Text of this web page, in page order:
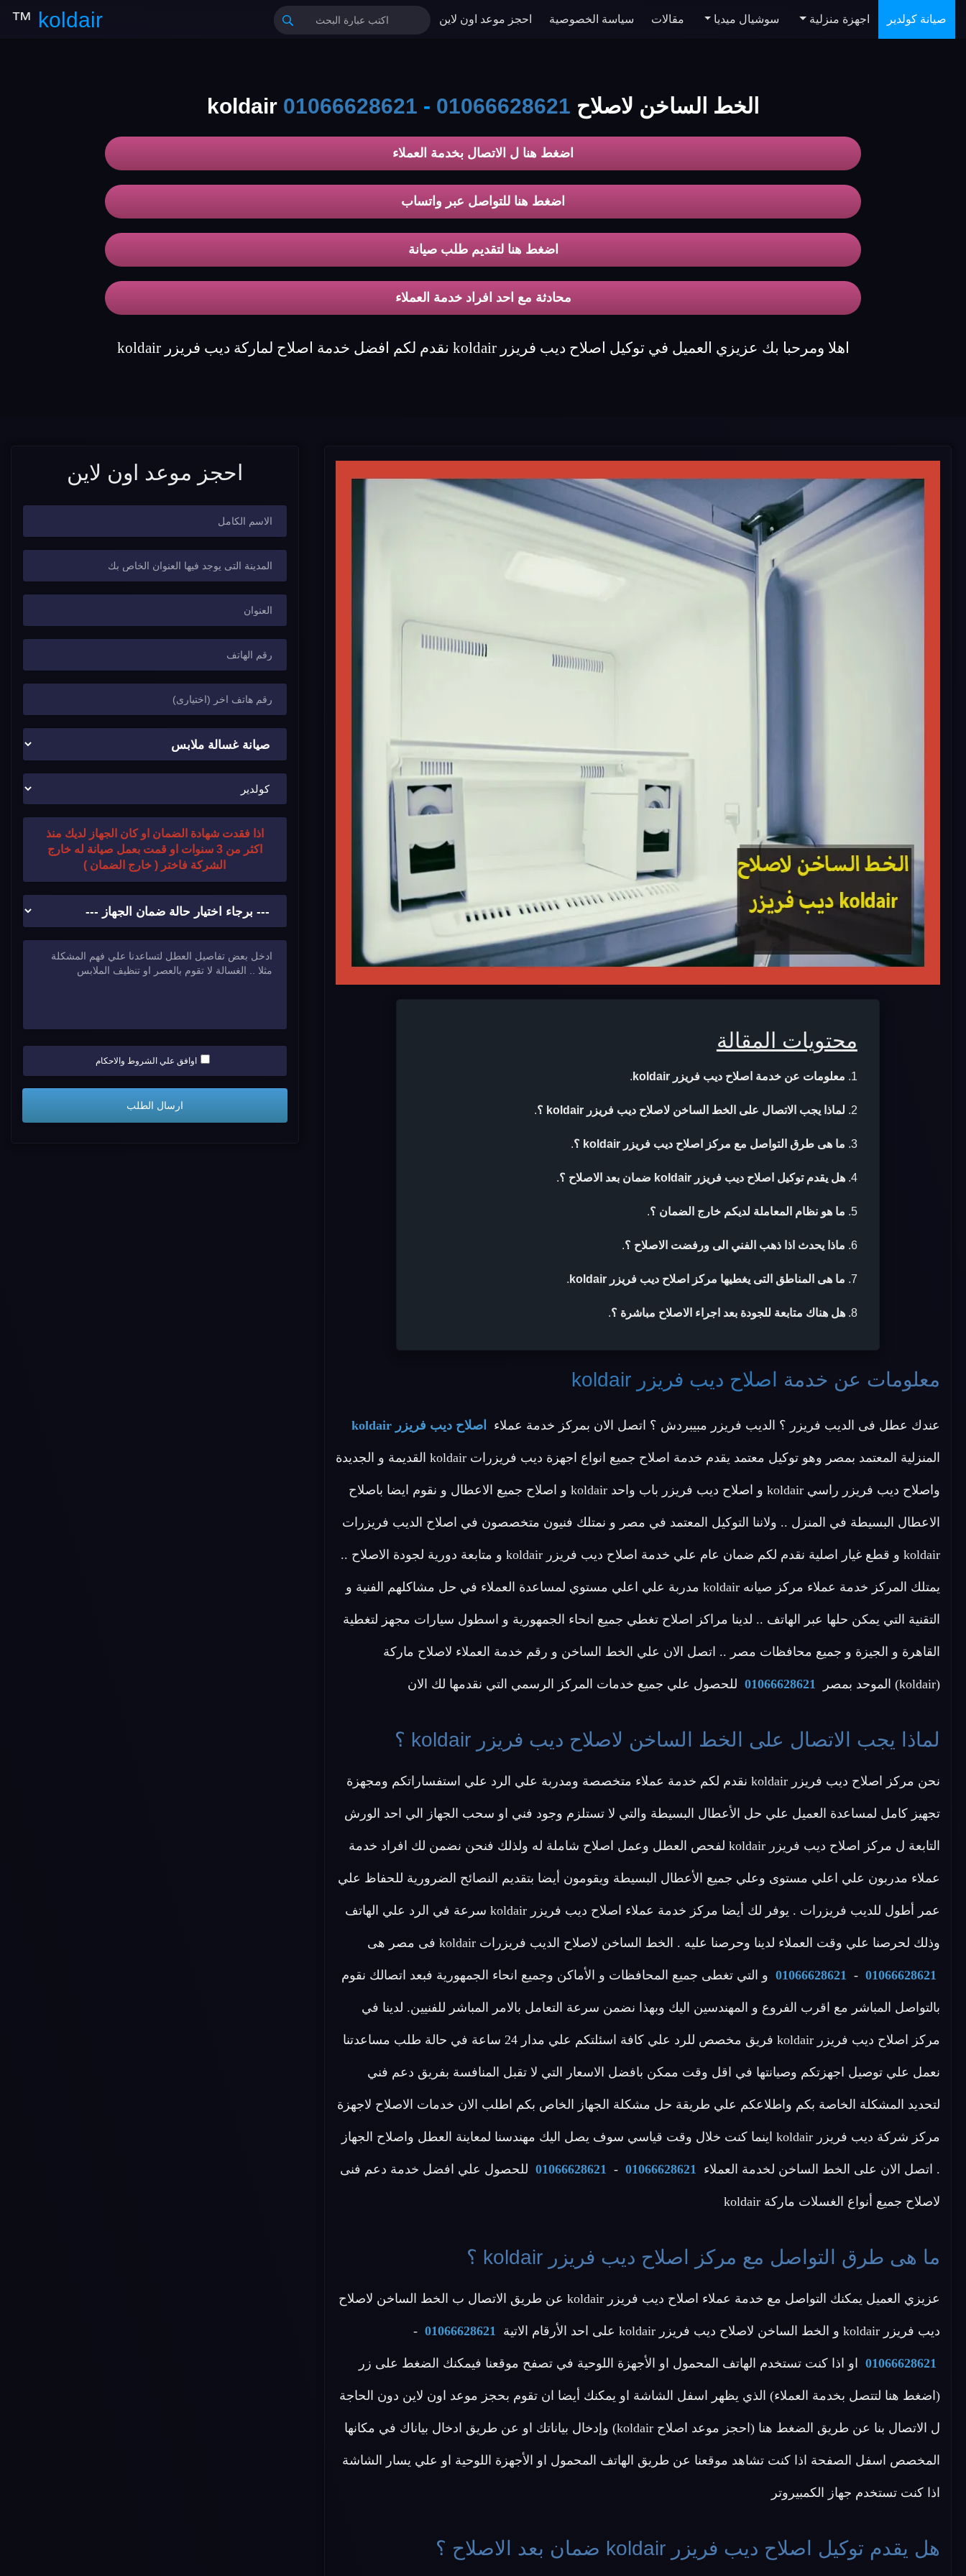
koldair
™ صيانة كولدير اجهزة منزلية سوشيال ميديا مقالات سياسة الخصوصية احجز موعد اون لاين
الخط الساخن لاصلاح koldair 01066628621 - 01066628621
اضغط هنا ل الاتصال بخدمة العملاء
اضغط هنا للتواصل عبر واتساب
اضغط هنا لتقديم طلب صيانة
محادثة مع احد افراد خدمة العملاء
اهلا ومرحبا بك عزيزي العميل في توكيل اصلاح ديب فريزر koldair نقدم لكم افضل خدمة اصلاح لماركة ديب فريزر koldair
محتويات المقالة
معلومات عن خدمة اصلاح ديب فريزر koldair .
لماذا يجب الاتصال على الخط الساخن لاصلاح ديب فريزر koldair ؟ .
ما هى طرق التواصل مع مركز اصلاح ديب فريزر koldair ؟ .
هل يقدم توكيل اصلاح ديب فريزر koldair ضمان بعد الاصلاح ؟ .
ما هو نظام المعاملة لديكم خارج الضمان ؟.
ماذا يحدث اذا ذهب الفني الى ورفضت الاصلاح ؟.
ما هى المناطق التى يغطيها مركز اصلاح ديب فريزر koldair .
هل هناك متابعة للجودة بعد اجراء الاصلاح مباشرة ؟.
معلومات عن خدمة اصلاح ديب فريزر koldair
عندك عطل فى الديب فريزر ؟ الديب فريزر مبيبردش ؟ اتصل الان بمركز خدمة عملاء اصلاح ديب فريزر koldair
المنزلية المعتمد بمصر وهو توكيل معتمد يقدم خدمة اصلاح جميع انواع اجهزة ديب فريزرات koldair القديمة و الجديدة
واصلاح ديب فريزر راسي koldair و اصلاح ديب فريزر باب واحد koldair و اصلاح جميع الاعطال و نقوم ايضا باصلاح
الاعطال البسيطة في المنزل .. ولاننا التوكيل المعتمد في مصر و نمتلك فنيون متخصصون في اصلاح الديب فريزرات
koldair و قطع غيار اصلية نقدم لكم ضمان عام علي خدمة اصلاح ديب فريزر koldair و متابعة دورية لجودة الاصلاح ..
يمتلك المركز خدمة عملاء مركز صيانه koldair مدربة علي اعلي مستوي لمساعدة العملاء في حل مشاكلهم الفنية و
التقنية التي يمكن حلها عبر الهاتف .. لدينا مراكز اصلاح تغطي جميع انحاء الجمهورية و اسطول سيارات مجهز لتغطية
القاهرة و الجيزة و جميع محافظات مصر .. اتصل الان علي الخط الساخن و رقم خدمة العملاء لاصلاح ماركة
(koldair) الموحد بمصر 01066628621 للحصول علي جميع خدمات المركز الرسمي التي نقدمها لك الان
لماذا يجب الاتصال على الخط الساخن لاصلاح ديب فريزر koldair ؟
نحن مركز اصلاح ديب فريزر koldair نقدم لكم خدمة عملاء متخصصة ومدربة علي الرد علي استفساراتكم ومجهزة
تجهيز كامل لمساعدة العميل علي حل الأعطال البسيطة والتي لا تستلزم وجود فني او سحب الجهاز الي احد الورش
التابعة ل مركز اصلاح ديب فريزر koldair لفحص العطل وعمل اصلاح شاملة له ولذلك فنحن نضمن لك افراد خدمة
عملاء مدربون علي اعلي مستوى وعلي جميع الأعطال البسيطة ويقومون أيضا بتقديم النصائح الضرورية للحفاظ علي
عمر أطول للديب فريزرات . يوفر لك أيضا مركز خدمة عملاء اصلاح ديب فريزر koldair سرعة في الرد علي الهاتف
وذلك لحرصنا علي وقت العملاء لدينا وحرصنا عليه . الخط الساخن لاصلاح الديب فريزرات koldair فى مصر هى
01066628621
-
01066628621 و التي تغطى جميع المحافظات و الأماكن وجميع انحاء الجمهورية فبعد اتصالك نقوم
بالتواصل المباشر مع اقرب الفروع و المهندسين اليك وبهذا نضمن سرعة التعامل بالامر المباشر للفنيين. لدينا في
مركز اصلاح ديب فريزر koldair فريق مخصص للرد علي كافة اسئلتكم علي مدار 24 ساعة في حالة طلب مساعدتنا
نعمل علي توصيل اجهزتكم وصيانتها في اقل وقت ممكن بافضل الاسعار التي لا تقبل المنافسة بفريق دعم فني
لتحديد المشكلة الخاصة بكم واطلاعكم علي طريقة حل مشكلة الجهاز الخاص بكم اطلب الان خدمات الاصلاح لاجهزة
مركز شركة ديب فريزر koldair اينما كنت خلال وقت قياسي سوف يصل اليك مهندسنا لمعاينة العطل واصلاح الجهاز
. اتصل الان على الخط الساخن لخدمة العملاء 01066628621
-
01066628621 للحصول علي افضل خدمة دعم فنى
لاصلاح جميع أنواع الغسلات ماركة koldair
ما هى طرق التواصل مع مركز اصلاح ديب فريزر koldair ؟
عزيزي العميل يمكنك التواصل مع خدمة عملاء اصلاح ديب فريزر koldair عن طريق الاتصال ب الخط الساخن لاصلاح
ديب فريزر koldair و الخط الساخن لاصلاح ديب فريزر koldair على احد الأرقام الاتية 01066628621
-
01066628621 او اذا كنت تستخدم الهاتف المحمول او الأجهزة اللوحية في تصفح موقعنا فيمكنك الضغط على زر
(اضغط هنا لتتصل بخدمة العملاء) الذي يظهر اسفل الشاشة او يمكنك أيضا ان تقوم بحجز موعد اون لاين دون الحاجة
ل الاتصال بنا عن طريق الضغط هنا (احجز موعد اصلاح koldair) وإدخال بياناتك او عن طريق ادخال بياناك في مكانها
المخصص اسفل الصفحة اذا كنت تشاهد موقعنا عن طريق الهاتف المحمول او الأجهزة اللوحية او علي يسار الشاشة
اذا كنت تستخدم جهاز الكمبيروتر
هل يقدم توكيل اصلاح ديب فريزر koldair ضمان بعد الاصلاح ؟
احجز موعد اون لاين
اذا فقدت شهادة الضمان او كان الجهاز لديك منذ
اكثر من 3 سنوات او قمت بعمل صيانة له خارج
الشركة فاختر ( خارج الضمان )
اوافق علي الشروط والاحكام